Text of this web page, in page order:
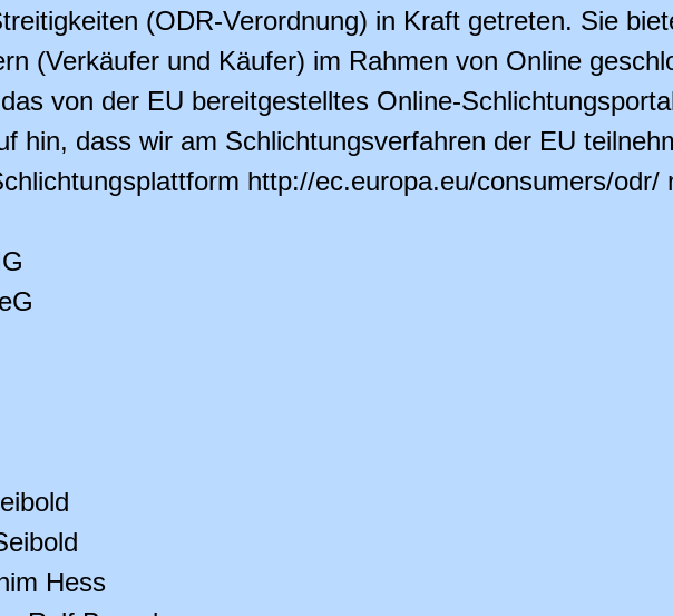
(ODR-Verordnung) in Kraft getreten. Sie
(Verkäufer und Käufer) im Rahmen von Online
von der EU bereitgestelltes Online-
hin, dass wir am Schlichtungsverfahren der EU
http://ec.europa.eu/consumers/odr/
Hess